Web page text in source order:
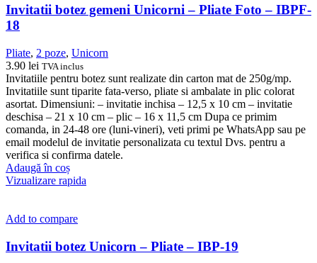
Invitatii botez gemeni Unicorni – Pliate Foto – IBPF-
18
Pliate, 2 poze, Unicorn
3.90 lei TVA inclus
Invitatiile pentru botez sunt realizate din carton mat de 250g/mp.
Invitatiile sunt tiparite fata-verso, pliate si ambalate in plic colorat
asortat. Dimensiuni: – invitatie inchisa – 12,5 x 10 cm – invitatie
deschisa – 21 x 10 cm – plic – 16 x 11,5 cm Dupa ce primim
comanda, in 24-48 ore (luni-vineri), veti primi pe WhatsApp sau pe
email modelul de invitatie personalizata cu textul Dvs. pentru a
verifica si confirma datele.
Adaugă în coș
Vizualizare rapida
Add to compare
Invitatii botez Unicorn – Pliate – IBP-19